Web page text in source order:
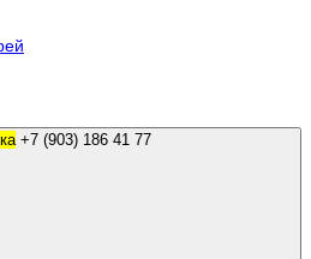
+7 (903) 186 41 77